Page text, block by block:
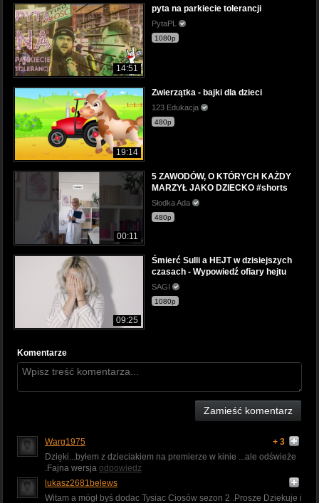
14:51
pyta na parkiecie tolerancji
PytaPL
1080p
19:14
Zwierzątka - bajki dla dzieci
123 Edukacja
480p
00:11
5 ZAWODÓW, O KTÓRYCH KAŻDY
MARZYŁ JAKO DZIECKO #shorts
Słodka Ada
480p
09:25
Śmierć Sulli a HEJT w dzisiejszych
czasach - Wypowiedź ofiary hejtu
SAGI
1080p
Komentarze
Zamieść komentarz
Warg1975
+ 3
Dzięki...byłem z dzieciakiem na premierze w kinie ...ale odświeże
.Fajna wersja odpowiedz
lukasz2681belews
Witam a mógł byś dodac Tysiac Ciosów sezon 2 .Prosze Dziekuje i